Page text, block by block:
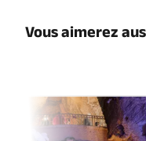
Vous aimerez